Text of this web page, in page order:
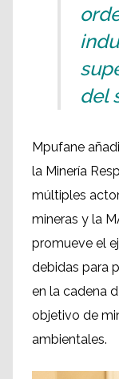
del
Mpufane
la Minería
múltiples
mineras y la
promueve el
debidas para
en la cadena
objetivo de
ambientales.